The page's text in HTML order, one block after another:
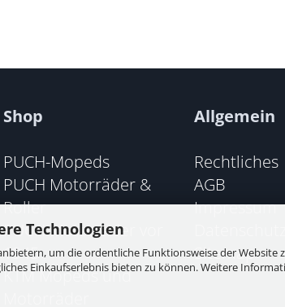
Technologien
um die ordentliche Funktionsweise der Website
Einkaufserlebnis bieten zu können. Weitere
Shop
PUCH-Mopeds
PUCH Motorräder &
Roller
PUCH Motorräder vor
1945
KTM Mopeds und
Allgemein
Rechtliches
AGB
Impressum
Sitemap